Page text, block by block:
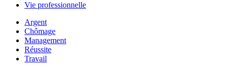
Vie professionnelle
Argent
Chômage
Management
Réussite
Travail